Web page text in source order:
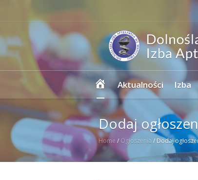
Strona
główna
Aktualności Izba
Dodaj
Home / Ogłoszenia / Dodaj